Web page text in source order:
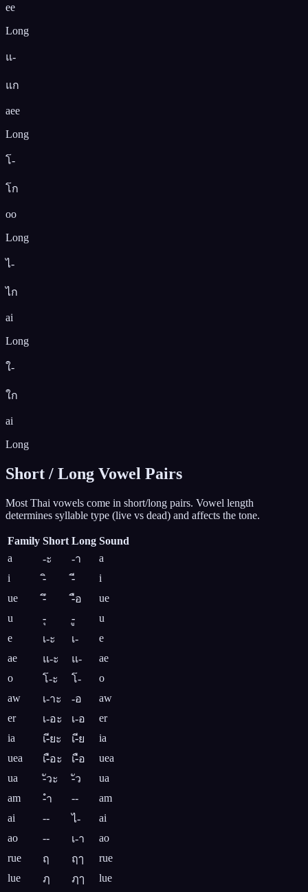
ee
Long
แ-
แก
aee
Long
โ-
โก
oo
Long
ไ-
ไก
ai
Long
ใ-
ใก
ai
Long
Short / Long Vowel Pairs
Most Thai vowels come in short/long pairs. Vowel length
determines syllable type (live vs dead) and affects the tone.
Family Short Long Sound
a
-ะ -า
a
i
-ิ -ี
i
ue
-ึ -ือ
ue
u
-ุ -ู
u
e
เ-ะ เ-
e
ae
แ-ะ แ-
ae
o
โ-ะ โ-
o
aw
เ-าะ -อ
aw
er
เ-อะ เ-อ
er
ia
เ-ียะ เ-ีย
ia
uea
เ-ือะ เ-ือ
uea
ua
-ัวะ -ัว
ua
am
-ำ --
am
ai
-- ไ-
ai
ao
-- เ-า
ao
rue
ฤ ฤๅ
rue
lue
ฦ ฦๅ lue